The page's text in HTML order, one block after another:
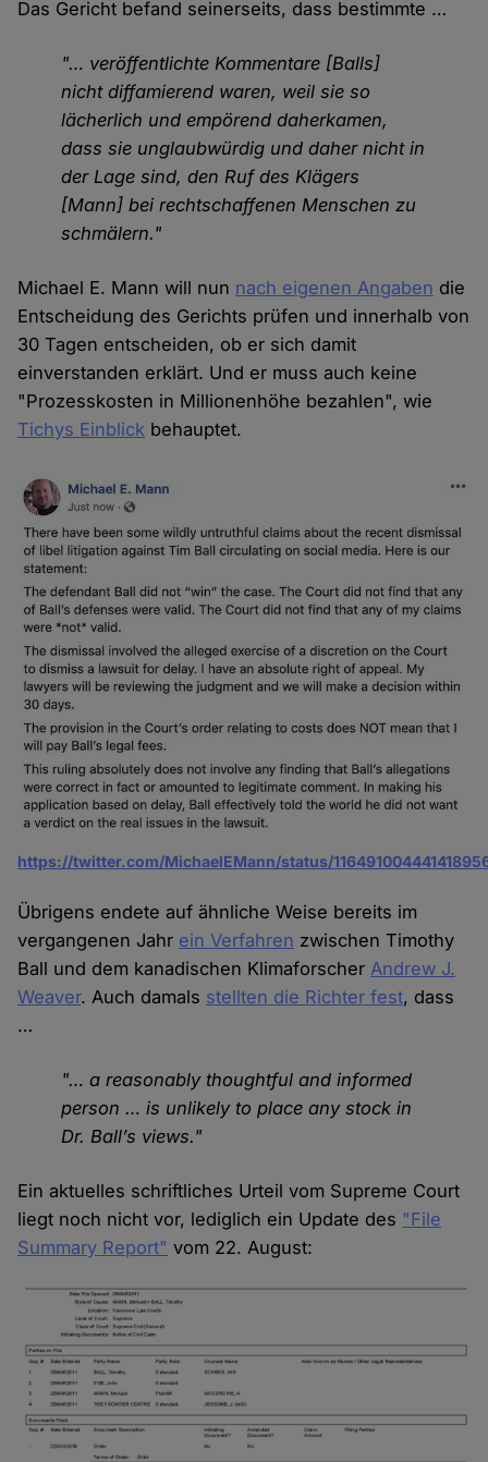
Das Gericht befand seinerseits, dass bestimmte …
"… veröffentlichte Kommentare [Balls]
nicht diffamierend waren, weil sie so
lächerlich und empörend daherkamen,
dass sie unglaubwürdig und daher nicht in
der Lage sind, den Ruf des Klägers
[Mann] bei rechtschaffenen Menschen zu
schmälern."
Michael E. Mann will nun nach eigenen Angaben die
Entscheidung des Gerichts prüfen und innerhalb von
30 Tagen entscheiden, ob er sich damit
einverstanden erklärt. Und er muss auch keine
"Prozesskosten in Millionenhöhe bezahlen", wie
Tichys Einblick behauptet.
https://twitter.com/MichaelEMann/status/
Übrigens endete auf ähnliche Weise bereits im
vergangenen Jahr ein Verfahren zwischen Timothy
Ball und dem kanadischen Klimaforscher Andrew J.
Weaver. Auch damals stellten die Richter fest, dass
…
"… a reasonably thoughtful and informed
person … is unlikely to place any stock in
Dr. Ball’s views."
Ein aktuelles schriftliches Urteil vom Supreme Court
liegt noch nicht vor, lediglich ein Update des "File
Summary Report" vom 22. August: